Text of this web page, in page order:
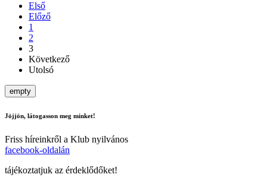
Első
Előző
1
2
3
Következő
Utolsó
empty
Jöjjön, látogasson meg minket!
Friss híreinkről a Klub nyilvános
facebook-oldalán
tájékoztatjuk az érdeklődőket!